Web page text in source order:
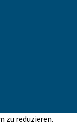
zu reduzieren.